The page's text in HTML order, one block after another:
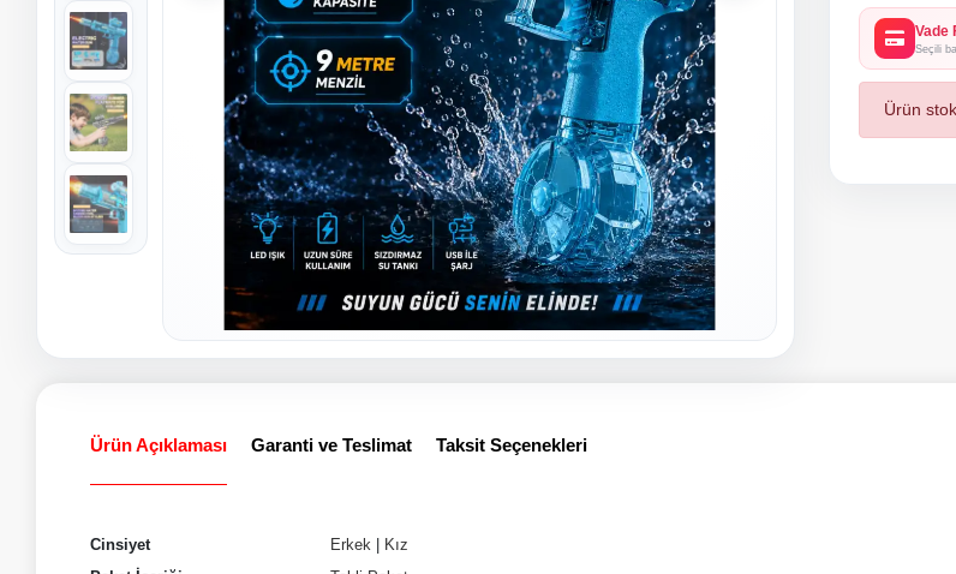
Vade
Seçili
Ürün
Ürün Açıklaması Garanti ve Teslimat Taksit Seçenekleri
Cinsiyet Erkek | Kız